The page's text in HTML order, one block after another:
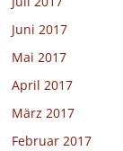
Juni 2017
Mai 2017
April 2017
März 2017
Februar 2017